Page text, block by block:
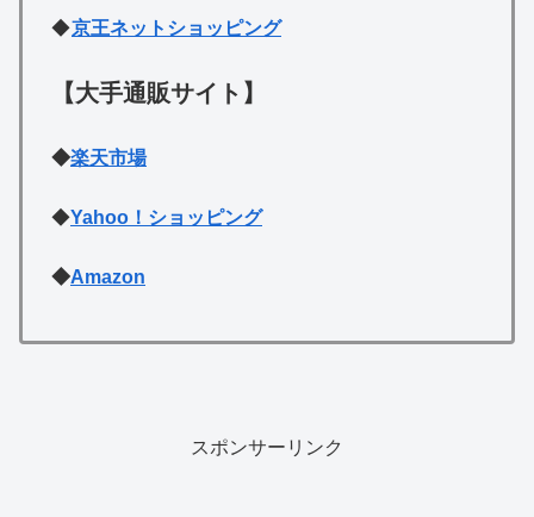
◆京王ネットショッピング
【大手通販サイト】
◆楽天市場
◆Yahoo！ショッピング
◆Amazon
スポンサーリンク